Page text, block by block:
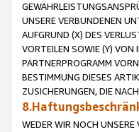
UNSERE VERBUNDENEN
AUFGRUND (X) DES
VORTEILEN SOWIE (Y) VON
PARTNERPROGRAMM
BESTIMMUNG DIESES
ZUSICHERUNGEN, DIE
WEDER WIR NOCH